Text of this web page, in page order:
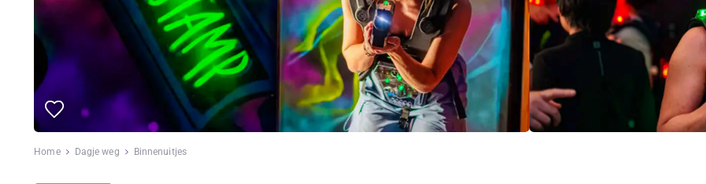
Home Dagje weg Binnenuitjes